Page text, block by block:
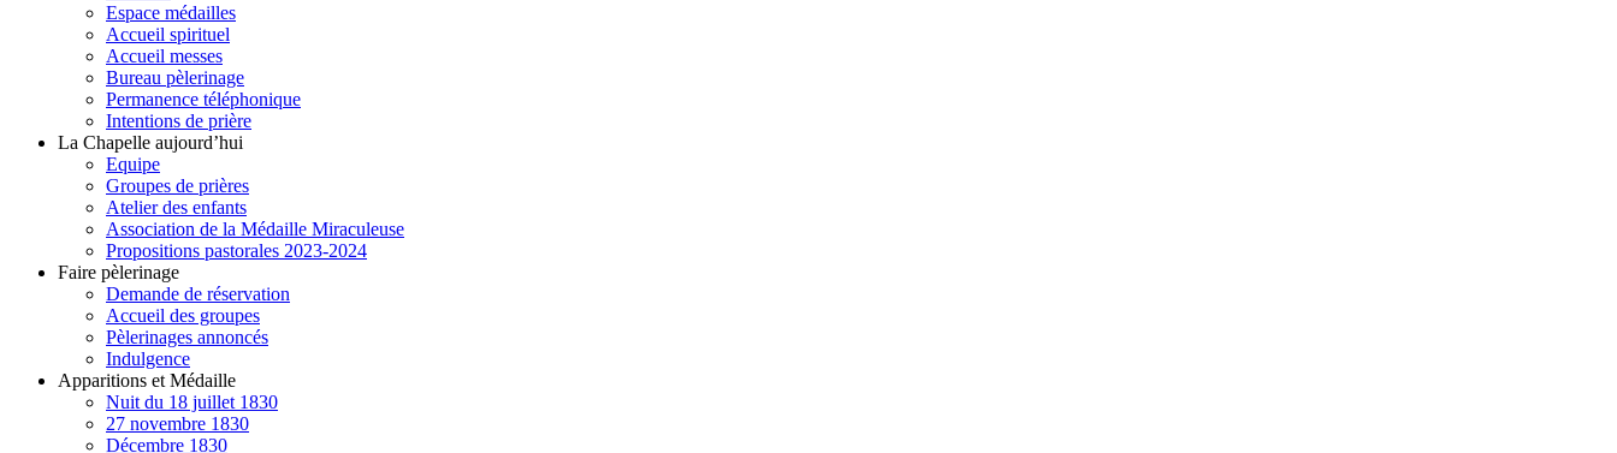
Espace médailles
Accueil spirituel
Accueil messes
Bureau pèlerinage
Permanence téléphonique
Intentions de prière
La Chapelle aujourd’hui
Equipe
Groupes de prières
Atelier des enfants
Association de la Médaille Miraculeuse
Propositions pastorales 2023-2024
Faire pèlerinage
Demande de réservation
Accueil des groupes
Pèlerinages annoncés
Indulgence
Apparitions et Médaille
Nuit du 18 juillet 1830
27 novembre 1830
Décembre 1830